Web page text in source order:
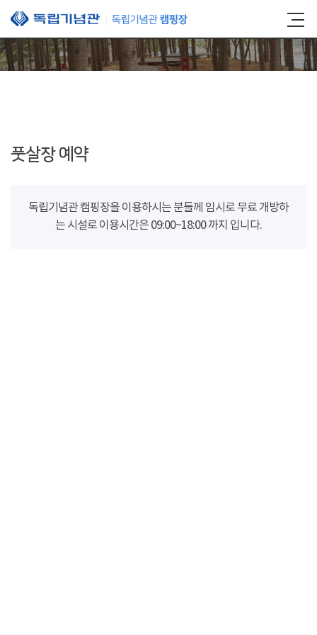
본문 바로가기
풋살장 예약
독립기념관 캠핑장을 이용하시는 분들께 임시로 무료 개방하
는 시설로 이용시간은 09:00~18:00 까지 입니다.